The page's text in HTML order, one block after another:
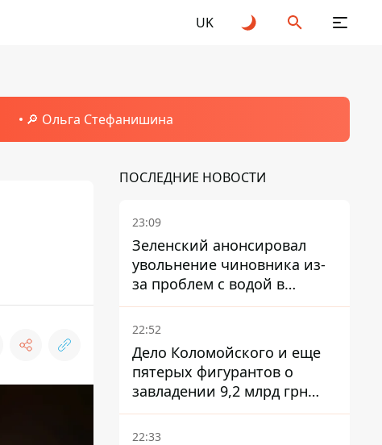
UK
🔎 Ольга Стефанишина
ПОСЛЕДНИЕ НОВОСТИ
23:09
Зеленский анонсировал
увольнение чиновника из-
за проблем с водой в
Марганце
22:52
Дело Коломойского и еще
пятерых фигурантов о
завладении 9,2 млрд грн
ПриватБанка направили в
суд
22:33